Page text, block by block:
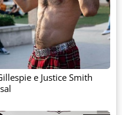
e Justice Smith